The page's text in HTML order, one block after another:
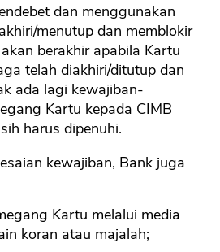
dan menggunakan
menutup dan memblokir
berakhir apabila Kartu
telah diakhiri/ditutup dan
ada lagi kewajiban-
Kartu kepada CIMB
harus dipenuhi.
kewajiban, Bank juga
Kartu melalui media
koran atau majalah;